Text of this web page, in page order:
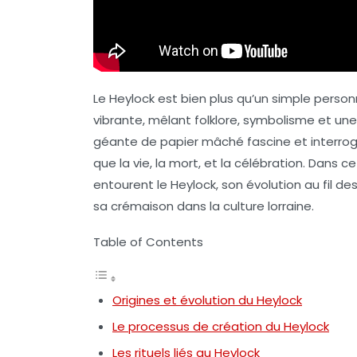
Le Heylock est bien plus qu’un simple
vibrante, mêlant folklore, symbolisme et
géante de papier mâché fascine et
que la vie, la mort, et la célébration. Dans
entourent le Heylock, son évolution au fil
sa crémaison dans la culture lorraine.
Table of Contents
Origines et évolution du Heylock
Le processus de création du Heylock
Les rituels liés au Heylock